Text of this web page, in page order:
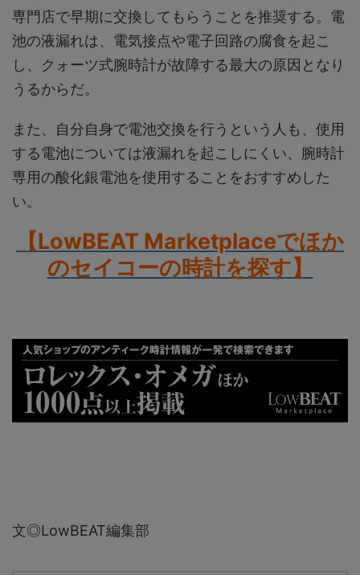
専門店で早期に交換してもらうことを推奨する。電
池の液漏れは、電気接点や電子回路の腐食を起こ
し、クォーツ式腕時計が故障する最大の原因となり
うるからだ。
また、自分自身で電池交換を行うという人も、使用
する電池については液漏れを起こしにくい、腕時計
専用の酸化銀電池を使用することをおすすめした
い。
【LowBEAT Marketplaceでほか
のセイコーの時計を探す】
文◎LowBEAT編集部